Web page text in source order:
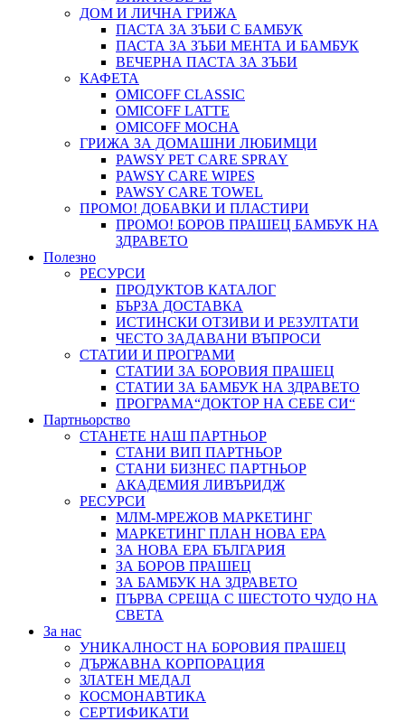
ДОМ И ЛИЧНА ГРИЖА
ПАСТА ЗА ЗЪБИ С БАМБУК
ПАСТА ЗА ЗЪБИ МЕНТА И БАМБУК
ВЕЧЕРНА ПАСТА ЗА ЗЪБИ
КАФЕТА
OMICOFF CLASSIC
OMICOFF LATTE
OMICOFF MOCHA
ГРИЖА ЗА ДОМАШНИ ЛЮБИМЦИ
PAWSY PET CARE SPRAY
PAWSY CARE WIPES
PAWSY CARE TOWEL
ПРОМО! ДОБАВКИ И ПЛАСТИРИ
ПРОМО! БОРОВ ПРАШЕЦ БАМБУК НА
ЗДРАВЕТО
Полезно
РЕСУРСИ
ПРОДУКТОВ КАТАЛОГ
БЪРЗА ДОСТАВКА
ИСТИНСКИ ОТЗИВИ И РЕЗУЛТАТИ
ЧЕСТО ЗАДАВАНИ ВЪПРОСИ
СТАТИИ И ПРОГРАМИ
СТАТИИ ЗА БОРОВИЯ ПРАШЕЦ
СТАТИИ ЗА БАМБУК НА ЗДРАВЕТО
ПРОГРАМА“ДОКТОР НА СЕБЕ СИ“
Партньорство
СТАНЕТЕ НАШ ПАРТНЬОР
СТАНИ ВИП ПАРТНЬОР
СТАНИ БИЗНЕС ПАРТНЬОР
АКАДЕМИЯ ЛИВЪРИДЖ
РЕСУРСИ
МЛМ-МРЕЖОВ МАРКЕТИНГ
МАРКЕТИНГ ПЛАН НОВА ЕРА
ЗА НОВА ЕРА БЪЛГАРИЯ
ЗА БОРОВ ПРАШЕЦ
ЗА БАМБУК НА ЗДРАВЕТО
ПЪРВА СРЕЩА С ШЕСТОТО ЧУДО НА
СВЕТА
За нас
УНИКАЛНОСТ НА БОРОВИЯ ПРАШЕЦ
ДЪРЖАВНА КОРПОРАЦИЯ
ЗЛАТЕН МЕДАЛ
КОСМОНАВТИКА
СЕРТИФИКАТИ